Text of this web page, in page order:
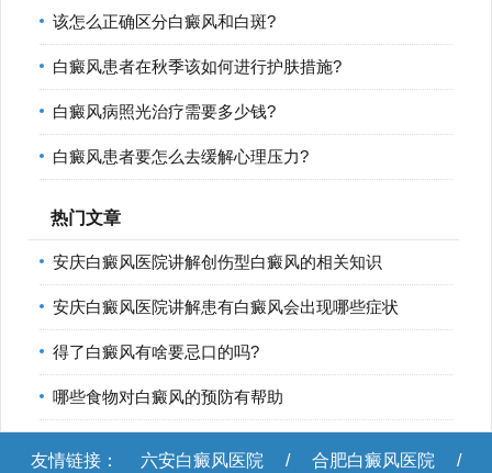
该怎么正确区分白癜风和白斑?
白癜风患者在秋季该如何进行护肤措施?
白癜风病照光治疗需要多少钱?
白癜风患者要怎么去缓解心理压力?
热门文章
安庆白癜风医院讲解创伤型白癜风的相关知识
安庆白癜风医院讲解患有白癜风会出现哪些症状
得了白癜风有啥要忌口的吗?
哪些食物对白癜风的预防有帮助
友情链接： 六安白癜风医院 / 合肥白癜风医院 /